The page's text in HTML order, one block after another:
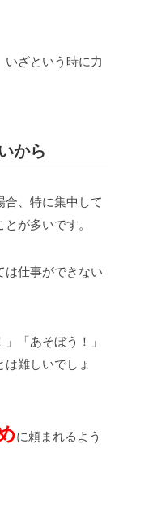
いざという時に力
から
合、特に集中して
が多いです。
は仕事ができない
「あそぼう！」
難しいでしょ
に頼まれるよう